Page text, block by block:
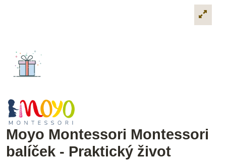
Moyo Montessori Montessori
balíček - Praktický život